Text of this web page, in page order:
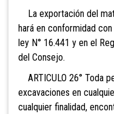
La exportación del
hará en conformidad
ley N° 16.441 y en el
del Consejo.
ARTICULO 26° Toda
excavaciones en
cualquier finalidad,